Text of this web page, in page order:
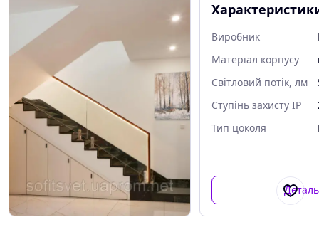
Виробник
Матеріал корпусу
Світловий потік, лм
Ступінь захисту IP
Тип цоколя